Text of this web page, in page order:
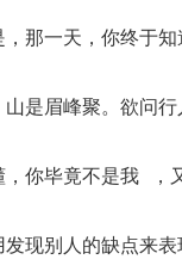
那一天，你终于
是眉峰聚。欲问
你毕竟不是我 ，
现别人的缺点来